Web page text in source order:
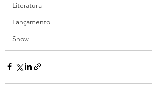
Literatura
Lançamento
Show